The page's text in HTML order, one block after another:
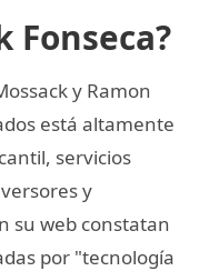
Fonseca?
y Ramon
está altamente
servicios
y
su web constatan
por "tecnología